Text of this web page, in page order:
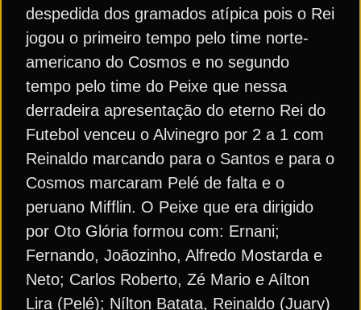
despedida dos gramados atípica pois o Rei
jogou o primeiro tempo pelo time norte-
americano do Cosmos e no segundo
tempo pelo time do Peixe que nessa
derradeira apresentação do eterno Rei do
Futebol venceu o Alvinegro por 2 a 1 com
Reinaldo marcando para o Santos e para o
Cosmos marcaram Pelé de falta e o
peruano Mifflin. O Peixe que era dirigido
por Oto Glória formou com: Ernani;
Fernando, Joãozinho, Alfredo Mostarda e
Neto; Carlos Roberto, Zé Mario e Aílton
Lira (Pelé); Nílton Batata, Reinaldo (Juary)